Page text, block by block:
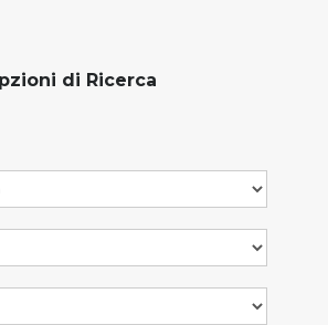
di Ricerca